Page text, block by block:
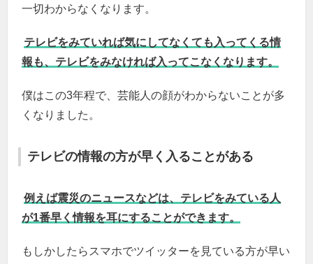
一切わからなくなります。
テレビをみていれば気にしてなくても入ってくる情
報も、テレビをみなければ入ってこなくなります。
僕はこの3年程で、芸能人の顔がわからないことが多
くなりました。
テレビの情報の方が早く入ることがある
例えば震災のニュースなどは、テレビをみている人
が1番早く情報を耳にすることができます。
もしかしたらスマホでツイッターを見ている方が早い